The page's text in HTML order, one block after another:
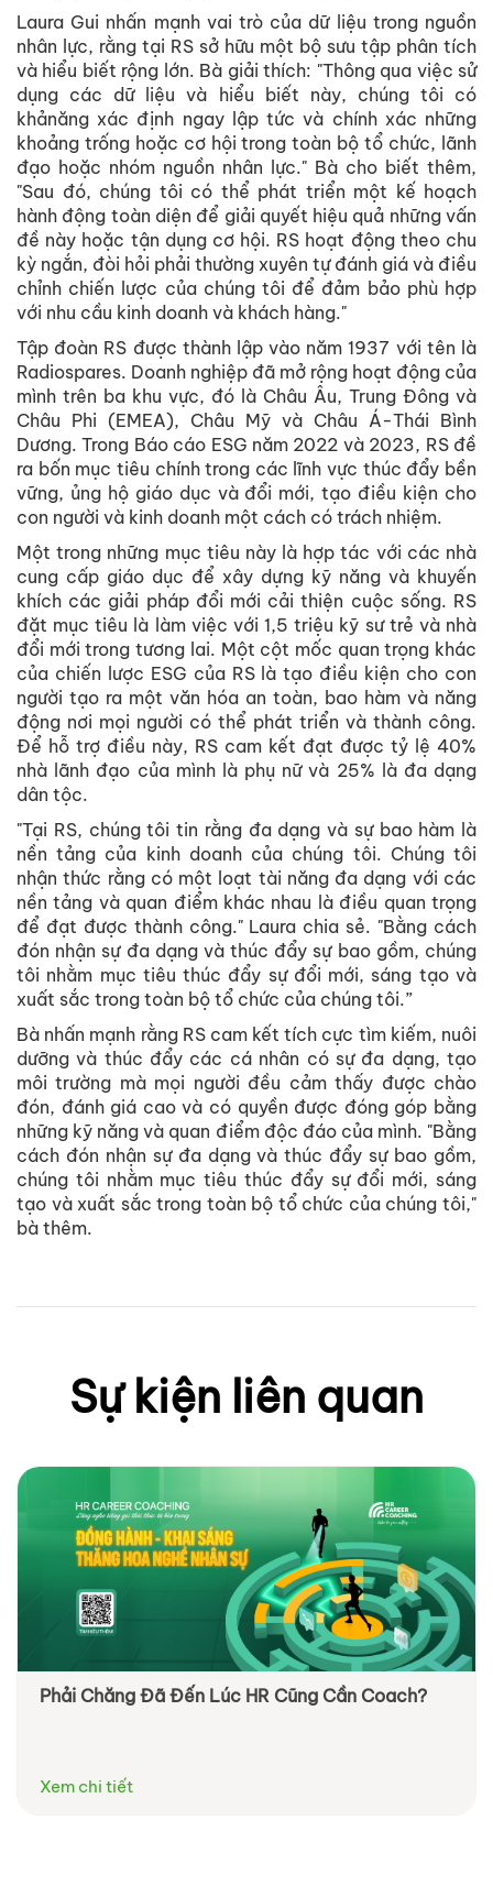
Laura Gui nhấn mạnh vai trò của dữ liệu trong nguồn
nhân lực, rằng tại RS sở hữu một bộ sưu tập phân tích
và hiểu biết rộng lớn. Bà giải thích: "Thông qua việc sử
dụng các dữ liệu và hiểu biết này, chúng tôi có
khảnăng xác định ngay lập tức và chính xác những
khoảng trống hoặc cơ hội trong toàn bộ tổ chức, lãnh
đạo hoặc nhóm nguồn nhân lực." Bà cho biết thêm,
"Sau đó, chúng tôi có thể phát triển một kế hoạch
hành động toàn diện để giải quyết hiệu quả những vấn
đề này hoặc tận dụng cơ hội. RS hoạt động theo chu
kỳ ngắn, đòi hỏi phải thường xuyên tự đánh giá và điều
chỉnh chiến lược của chúng tôi để đảm bảo phù hợp
với nhu cầu kinh doanh và khách hàng."
Tập đoàn RS được thành lập vào năm 1937 với tên là
Radiospares. Doanh nghiệp đã mở rộng hoạt động của
mình trên ba khu vực, đó là Châu Âu, Trung Đông và
Châu Phi (EMEA), Châu Mỹ và Châu Á-Thái Bình
Dương. Trong Báo cáo ESG năm 2022 và 2023, RS đề
ra bốn mục tiêu chính trong các lĩnh vực thúc đẩy bền
vững, ủng hộ giáo dục và đổi mới, tạo điều kiện cho
con người và kinh doanh một cách có trách nhiệm.
Một trong những mục tiêu này là hợp tác với các nhà
cung cấp giáo dục để xây dựng kỹ năng và khuyến
khích các giải pháp đổi mới cải thiện cuộc sống. RS
đặt mục tiêu là làm việc với 1,5 triệu kỹ sư trẻ và nhà
đổi mới trong tương lai. Một cột mốc quan trọng khác
của chiến lược ESG của RS là tạo điều kiện cho con
người tạo ra một văn hóa an toàn, bao hàm và năng
động nơi mọi người có thể phát triển và thành công.
Để hỗ trợ điều này, RS cam kết đạt được tỷ lệ 40%
nhà lãnh đạo của mình là phụ nữ và 25% là đa dạng
dân tộc.
"Tại RS, chúng tôi tin rằng đa dạng và sự bao hàm là
nền tảng của kinh doanh của chúng tôi. Chúng tôi
nhận thức rằng có một loạt tài năng đa dạng với các
nền tảng và quan điểm khác nhau là điều quan trọng
để đạt được thành công." Laura chia sẻ. "Bằng cách
đón nhận sự đa dạng và thúc đẩy sự bao gồm, chúng
tôi nhằm mục tiêu thúc đẩy sự đổi mới, sáng tạo và
xuất sắc trong toàn bộ tổ chức của chúng tôi.”
Bà nhấn mạnh rằng RS cam kết tích cực tìm kiếm, nuôi
dưỡng và thúc đẩy các cá nhân có sự đa dạng, tạo
môi trường mà mọi người đều cảm thấy được chào
đón, đánh giá cao và có quyền được đóng góp bằng
những kỹ năng và quan điểm độc đáo của mình. "Bằng
cách đón nhận sự đa dạng và thúc đẩy sự bao gồm,
chúng tôi nhằm mục tiêu thúc đẩy sự đổi mới, sáng
tạo và xuất sắc trong toàn bộ tổ chức của chúng tôi,"
bà thêm.
Sự kiện liên quan
Phải Chăng Đã Đến Lúc HR Cũng Cần Coach?
Xem chi tiết
Data-driven decision making: 5 bước giảm thiểu
Xem chi tiết